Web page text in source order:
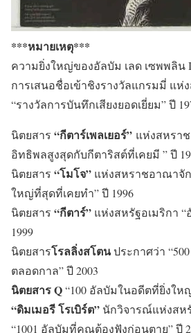
***หมายเหตุ***
ความยิ่งใหญ่ของอัลบัม เลด เซพพลิน
การเสนอชื่อเข้าชิงรางวัลแกรมมี่ แห่
“รางวัลการบันทึกเสียงยอดเยี่ยม” ปี
นิตยสาร “กีตาร์เพลเยอร์” แห่งสหรา
อิทธิพลสูงสุดกับกีตาริสต์ที่เคยมี ” ปี
นิตยสาร “โมโจ” แห่งสหราชอาณาจัก
ใหญ่ที่สุดที่เคยทำ” ปี 1996
นิตยสาร “กีตาร์” แห่งสหรัฐอเมริกา
1999
นิตยสารโรลลิ่งสโตนประกาศว่า
ตลอดกาล” ปี 2003
นิตยสาร Q“100 อัลบัมในอดีตที่ยิ่งให
“ดิมเมอรี โรเบิร์ต” นักวิจารณ์แห่งสห
“1001 อัลบัมที่คุณต้องฟังก่อนตาย” ปี